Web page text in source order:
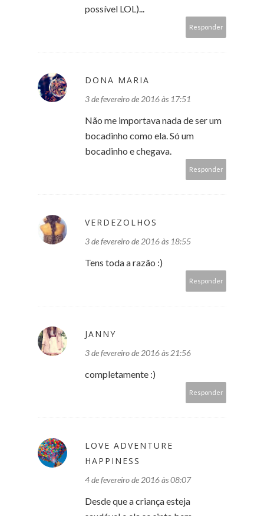
possível LOL)...
Responder
DONA MARIA
3 de fevereiro de 2016 às 17:51
Não me importava nada de ser um
bocadinho como ela. Só um
bocadinho e chegava.
Responder
VERDEZOLHOS
3 de fevereiro de 2016 às 18:55
Tens toda a razão :)
Responder
JANNY
3 de fevereiro de 2016 às 21:56
completamente :)
Responder
LOVE ADVENTURE
HAPPINESS
4 de fevereiro de 2016 às 08:07
Desde que a criança esteja